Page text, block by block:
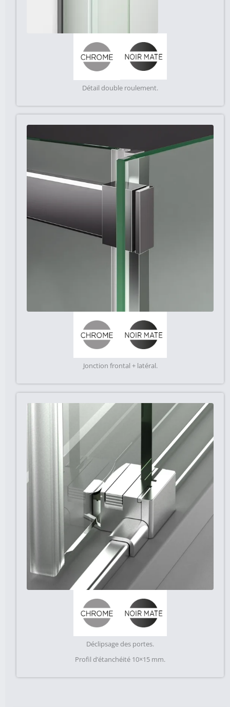
Détail double roulement.
Jonction frontal + latéral.
Déclipsage des portes.
Profil d’étanchéité 10×15 mm.